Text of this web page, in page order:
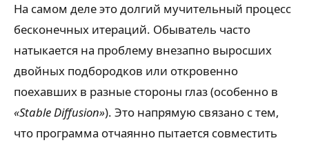
На самом деле это долгий мучительный процесс
бесконечных итераций. Обыватель часто
натыкается на проблему внезапно выросших
двойных подбородков или откровенно
поехавших в разные стороны глаз (особенно в
«Stable Diffusion»). Это напрямую связано с тем,
что программа отчаянно пытается совместить